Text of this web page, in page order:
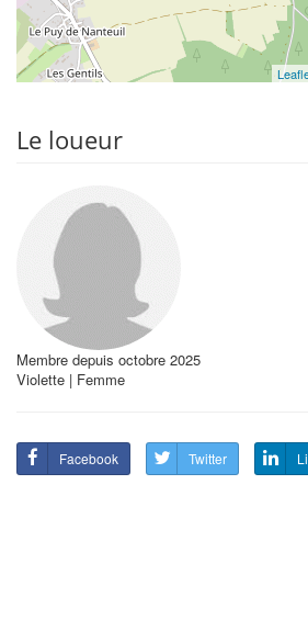
Le loueur
Membre depuis octobre 2025
Violette | Femme
Facebook Twitter